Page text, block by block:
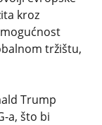
kroz
tržištu,
Trump
a, što bi